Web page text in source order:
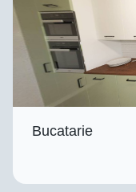
Bucatarie